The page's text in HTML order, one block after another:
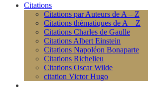
Citations
Citations par Auteurs de A – Z
Citations thématiques de A – Z
Citations Charles de Gaulle
Citations Albert Einstein
Citations Napoléon Bonaparte
Citations Richelieu
Citations Oscar Wilde
citation Victor Hugo